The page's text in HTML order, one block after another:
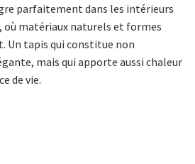
parfaitement dans les intérieurs
où matériaux naturels et formes
Un tapis qui constitue non
mais qui apporte aussi chaleur
de vie.